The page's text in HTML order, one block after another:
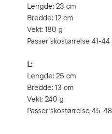
Lengde: 23 cm
Bredde: 12 cm
Vekt: 180 g
Passer skostørrelse 41-44
L:
Lengde: 25 cm
Bredde: 13 cm
Vekt: 240 g
Passer skostørrelse 45-48